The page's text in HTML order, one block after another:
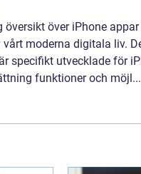
översikt över iPhone
moderna digitala liv.
specifikt utvecklade för
funktioner och möjl...